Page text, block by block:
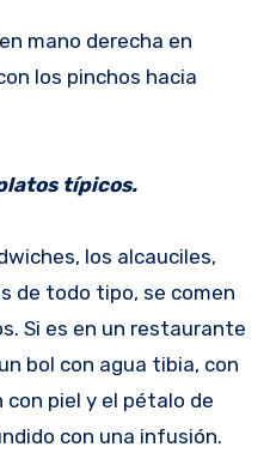
mano derecha en
los pinchos hacia
típicos.
los alcauciles,
de todo tipo, se comen
Si es en un restaurante
bol con agua tibia, con
piel y el pétalo de
con una infusión.